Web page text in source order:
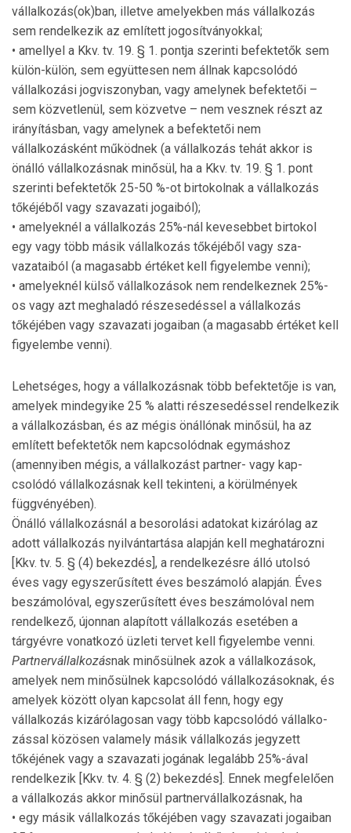
vállalkozás(ok)ban, illetve amelyekben más vállal­kozás
sem rendelkezik az említett jogosítványokkal;
• amellyel a Kkv. tv. 19. § 1. pontja szerinti befektetők sem
külön-külön, sem együttesen nem állnak kapcso­lódó
vállalkozási jogviszonyban, vagy amelynek befektetői –
sem közvetlenül, sem közvetve – nem vesznek részt az
irányításban, vagy amelynek a befektetői nem
vállalkozásként működnek (a vállalkozás tehát akkor is
önálló vállalkozásnak minősül, ha a Kkv. tv. 19. § 1. pont
szerinti befektetők 25-50 %-ot birtokolnak a vál­lalkozás
tőké­jéből vagy szavazati jogaiból);
• amelyeknél a vállalkozás 25%-nál kevesebbet birtokol
egy vagy több másik vállalkozás tőkéjéből vagy sza­
vazataiból (a magasabb értéket kell figyelembe venni);
• amelyeknél külső vállalkozások nem rendelkeznek 25%-
os vagy azt meghaladó részesedéssel a vállalkozás
tőkéjében vagy szavazati jogaiban (a magasabb értéket kell
figyelembe venni).
Lehetséges, hogy a vállalkozásnak több befektetője is van,
amelyek mindegyike 25 % alatti részesedéssel rendel­kezik
a vállalkozásban, és az mégis önállónak minősül, ha az
említett befektetők nem kapcsolódnak egymáshoz
(amennyiben mégis, a vállalkozást partner- vagy kap­
csolódó vállalkozásnak kell tekinteni, a körülmények
függvényében).
Önálló vállalkozásnál a besorolási adatokat kizárólag az
adott vállalkozás nyilvántartása alapján kell meghatározni
[Kkv. tv. 5. § (4) bekezdés], a rendelkezésre álló utolsó
éves vagy egyszerűsített éves beszámoló alapján. Éves
beszámolóval, egyszerűsített éves beszámolóval nem
rendel­ke­ző, újonnan alapított vállalkozás esetében a
tárgyévre vo­nat­kozó üzleti tervet kell figyelembe venni.
Partnervállalkozásnak minősülnek azok a vállalko­zá­sok,
amelyek nem minősülnek kapcsolódó vállalkozá­sok­nak, és
amelyek között olyan kapcsolat áll fenn, hogy egy
vállalkozás kizárólagosan vagy több kapcsolódó vállalko­
zással közösen valamely másik vállalkozás jegyzett
tőkéjé­nek vagy a szavazati jogának legalább 25%-ával
rendelkezik [Kkv. tv. 4. § (2) bekezdés]. Ennek megfelelően
a vál­lalko­zás akkor minősül partnervállalkozásnak, ha
• egy másik vállalkozás tőkéjében vagy szavazati jogaiban